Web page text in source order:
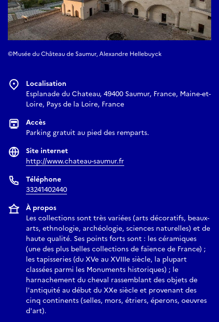
Du samedi 23 mai 2026 au dimanche 29 novembre 2026
Gratuité pour la Nuit des musées
Médiations flash toute la soirée, 19h-22h
©Musée du Château de Saumur, Alexandre Hellebuyck
Localisation
Esplanade du Chateau, 49400 Saumur, France, Maine-et-
Loire, Pays de la Loire, France
Accès
Parking gratuit au pied des remparts.
Site internet
http://www.chateau-saumur.fr
Téléphone
33241402440
À propos
Les collections sont très variées (arts décoratifs, beaux-
arts, ethnologie, archéologie, sciences naturelles) et de
haute qualité. Ses points forts sont : les céramiques
(une des plus belles collections de faïence de France) ;
les tapisseries (du XVe au XVIIIe siècle, la plupart
classées parmi les Monuments historiques) ; le
harnachement du cheval rassemblant des objets de
l'antiquité au début du XXe siècle et provenant des
cinq continents (selles, mors, étriers, éperons, oeuvres
d'art).